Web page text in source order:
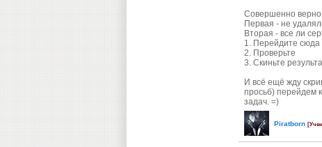
Совершенно
Первая - не
Вторая - все ли
1. Перейдите сюда
2. Проверьте
3. Скиньте
И всё ещё жду
просьб) перейдем
задач. =)
Piratborn